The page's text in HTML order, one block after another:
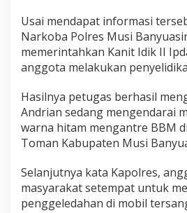
Usai mendapat informasi
Narkoba Polres Musi
memerintahkan Kanit Idik II
anggota melakukan
Hasilnya petugas berhasil
Andrian sedang mengendarai
warna hitam mengantre BBM
Toman Kabupaten Musi
Selanjutnya kata Kapolres,
masyarakat setempat untuk
penggeledahan di mobil